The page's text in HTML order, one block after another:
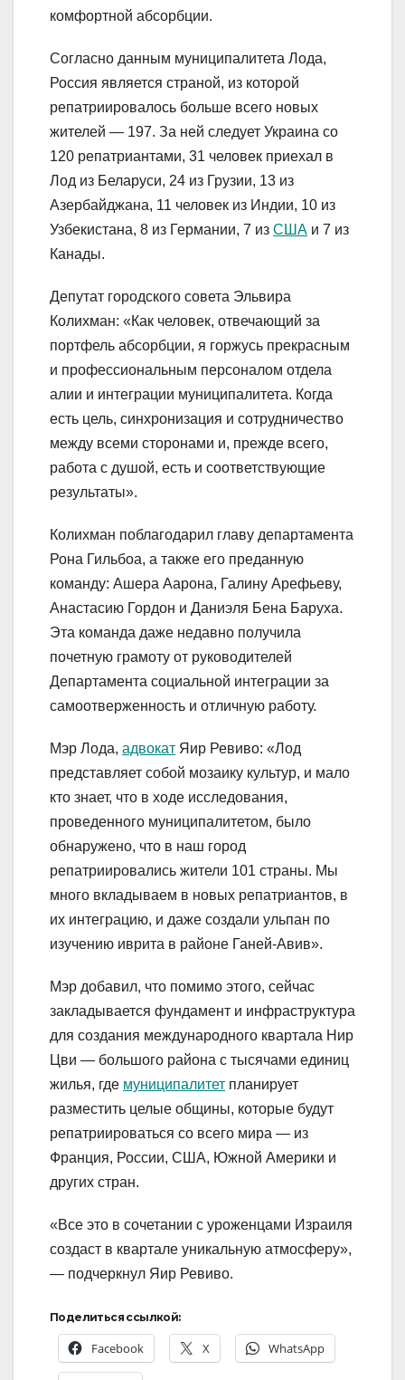
комфортной абсорбции.
Согласно данным муниципалитета Лода,
Россия является страной, из которой
репатриировалось больше всего новых
жителей — 197. За ней следует Украина со
120 репатриантами, 31 человек приехал в
Лод из Беларуси, 24 из Грузии, 13 из
Азербайджана, 11 человек из Индии, 10 из
Узбекистана, 8 из Германии, 7 из США и 7 из
Канады.
Депутат городского совета Эльвира
Колихман: «Как человек, отвечающий за
портфель абсорбции, я горжусь прекрасным
и профессиональным персоналом отдела
алии и интеграции муниципалитета. Когда
есть цель, синхронизация и сотрудничество
между всеми сторонами и, прежде всего,
работа с душой, есть и соответствующие
результаты».
Колихман поблагодарил главу департамента
Рона Гильбоа, а также его преданную
команду: Ашера Аарона, Галину Арефьеву,
Анастасию Гордон и Даниэля Бена Баруха.
Эта команда даже недавно получила
почетную грамоту от руководителей
Департамента социальной интеграции за
самоотверженность и отличную работу.
Мэр Лода, адвокат Яир Ревиво: «Лод
представляет собой мозаику культур, и мало
кто знает, что в ходе исследования,
проведенного муниципалитетом, было
обнаружено, что в наш город
репатриировались жители 101 страны. Мы
много вкладываем в новых репатриантов, в
их интеграцию, и даже создали ульпан по
изучению иврита в районе Ганей-Авив».
Мэр добавил, что помимо этого, сейчас
закладывается фундамент и инфраструктура
для создания международного квартала Нир
Цви — большого района с тысячами единиц
жилья, где муниципалитет планирует
разместить целые общины, которые будут
репатриироваться со всего мира — из
Франция, России, США, Южной Америки и
других стран.
«Все это в сочетании с уроженцами Израиля
создаст в квартале уникальную атмосферу»,
— подчеркнул Яир Ревиво.
Поделиться ссылкой:
Facebook X WhatsApp